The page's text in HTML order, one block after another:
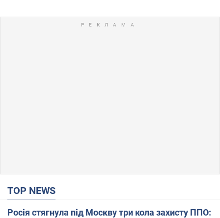
TOP NEWS
Росія стягнула під Москву три кола захисту ППО: